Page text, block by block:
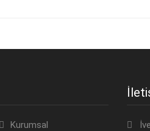
Kurumsal